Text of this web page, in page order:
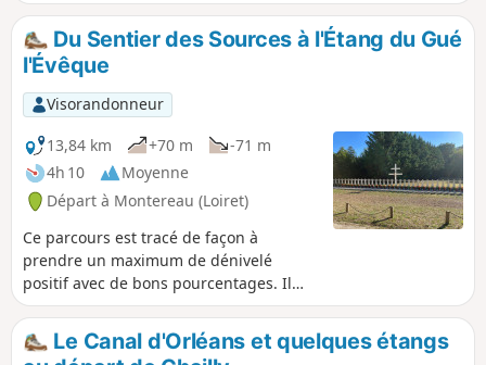
pénétrer dans la Forêt d'Orléans et de
contourner l’Étang du Gué l’Évêque. La
Rigole de Courpalet, longue de 32,8km, fut
creusée pour alimenter le Canal d'Orléans.
Du Sentier des Sources à l'Étang du Gué
l'Évêque
Visorandonneur
13,84 km
+70 m
-71 m
4h 10
Moyenne
Départ à Montereau (Loiret)
Ce parcours est tracé de façon à
prendre un maximum de dénivelé
positif avec de bons pourcentages. Il
reprend dans sa grande majorité le
Sentier des Sources pour rejoindre le
Gué l’Évêque par le GR®3b. À 90%, vous
Le Canal d'Orléans et quelques étangs